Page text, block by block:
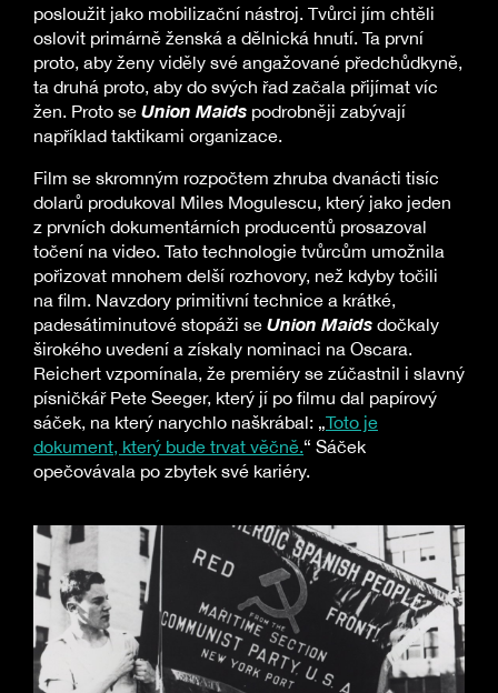
posloužit jako mobilizační nástroj. Tvůrci jím chtěli
oslovit primárně ženská a dělnická hnutí. Ta první
proto, aby ženy viděly své angažované předchůdkyně,
ta druhá proto, aby do svých řad začala přijímat víc
žen. Proto se Union Maids podrobněji zabývají
například taktikami organizace.
Film se skromným rozpočtem zhruba dvanácti tisíc
dolarů produkoval Miles Mogulescu, který jako jeden
z prvních dokumentárních producentů prosazoval
točení na video. Tato technologie tvůrcům umožnila
pořizovat mnohem delší rozhovory, než kdyby točili
na film. Navzdory primitivní technice a krátké,
padesátiminutové stopáži se Union Maids dočkaly
širokého uvedení a získaly nominaci na Oscara.
Reichert vzpomínala, že premiéry se zúčastnil i slavný
písničkář Pete Seeger, který jí po filmu dal papírový
sáček, na který narychlo naškrábal: „Toto je
dokument, který bude trvat věčně.“ Sáček
opečovávala po zbytek své kariéry.